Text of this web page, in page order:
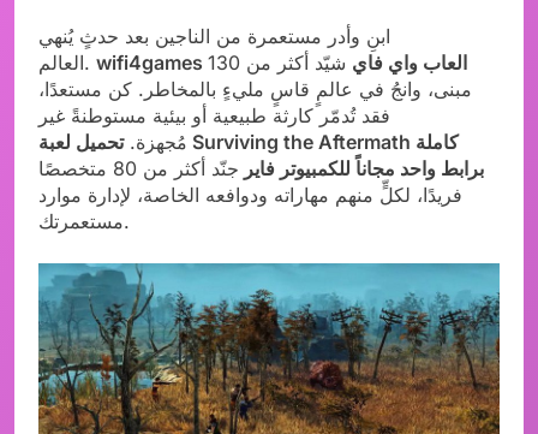
ابنِ وأدر مستعمرة من الناجين بعد حدثٍ يُنهي
العالم.
wifi4games العاب واي فاي
شيّد أكثر من 130
مبنى، وانجُ في عالمٍ قاسٍ مليءٍ بالمخاطر. كن مستعدًا،
فقد تُدمّر كارثة طبيعية أو بيئية مستوطنةً غير
مُجهزة.تحميل لعبة Surviving the Aftermath كاملة
برابط واحد مجاناً للكمبيوتر فاير
جنّد أكثر من 80 متخصصًا
فريدًا، لكلٍّ منهم مهاراته ودوافعه الخاصة، لإدارة موارد
مستعمرتك.